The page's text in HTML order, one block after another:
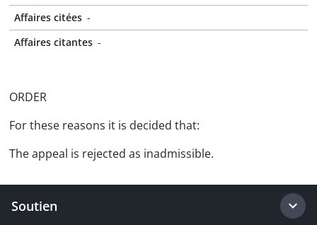
Affaires citées -
Affaires citantes -
ORDER
For these reasons it is decided that:
The appeal is rejected as inadmissible.
Soutien